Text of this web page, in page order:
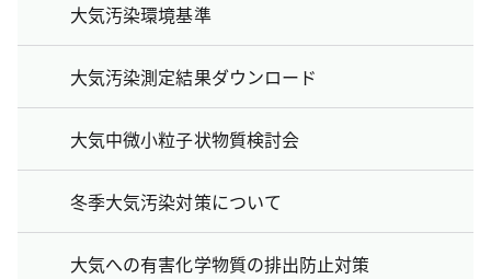
大気汚染環境基準
大気汚染測定結果ダウンロード
大気中微小粒子状物質検討会
冬季大気汚染対策について
大気への有害化学物質の排出防止対策